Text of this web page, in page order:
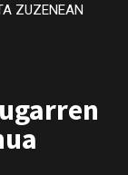
ZUZENEAN